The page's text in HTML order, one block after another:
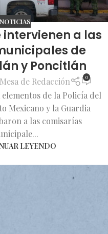
intervienen a las
de
y Poncitlán
Mesa de Redacción 0
elementos de la Policía del
Mexicano y la Guardia
a las comisarías
LEYENDO